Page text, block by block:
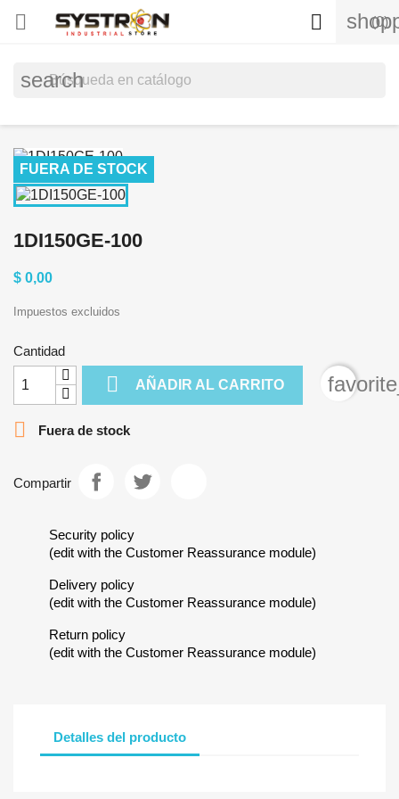
 (0)

search
FUERA DE STOCK
1DI150GE-100
$ 0,00
Impuestos excluidos
Cantidad
 AÑADIR AL CARRITO

Fuera de stock
Compartir
Security policy
(edit with the Customer Reassurance module)
Delivery policy
(edit with the Customer Reassurance module)
Return policy
(edit with the Customer Reassurance module)
Detalles del producto